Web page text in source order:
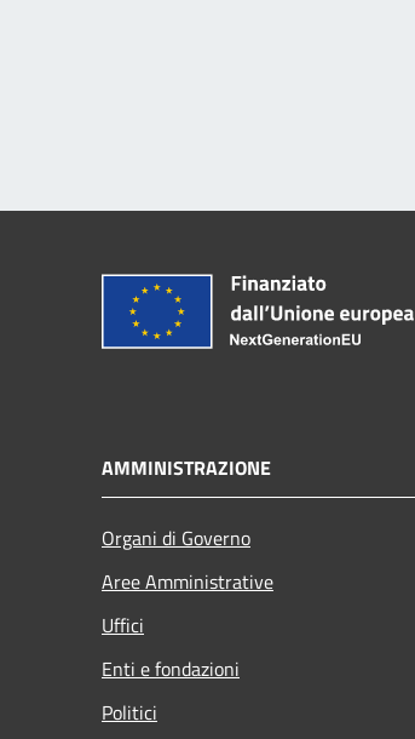
AMMINISTRAZIONE
Organi di Governo
Aree Amministrative
Uffici
Enti e fondazioni
Politici